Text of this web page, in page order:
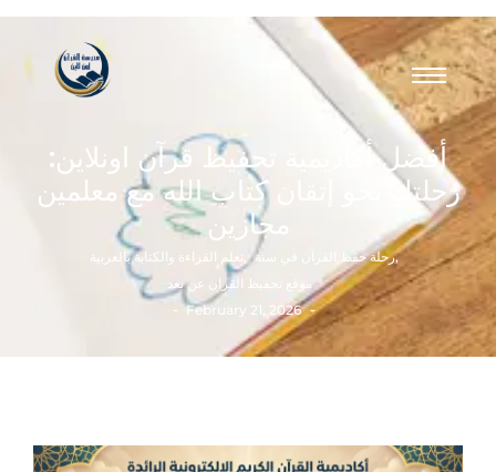
أفضل أكاديمية تحفيظ قرآن اونلاين:
رحلتك نحو إتقان كتاب الله مع معلمين
مجازين
تعلم القراءة والكتابة بالعربية رحلة حفظ القرآن في سنة,
موقع تحفيظ القران عن بعد
- February 21, 2026 -